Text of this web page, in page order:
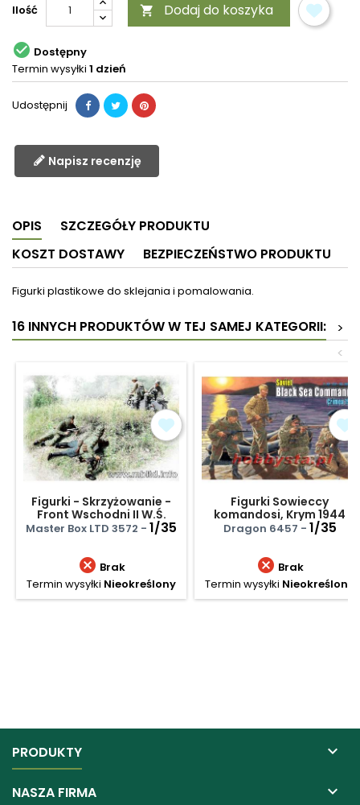
Ilość  Dodaj do koszyka
 Dostępny
Termin wysyłki 1 dzień
Udostępnij
Napisz recenzję
OPIS
SZCZEGÓŁY PRODUKTU
KOSZT DOSTAWY
BEZPIECZEŃSTWO PRODUKTU
Figurki plastikowe do sklejania i pomalowania.
16 INNYCH PRODUKTÓW W TEJ SAMEJ KATEGORII:
>
<
Figurki - Skrzyżowanie -
Front Wschodni II W.Ś.
Master Box LTD 3572 - 1/35
 Brak
Termin wysyłki Nieokreślony
Figurki Sowieccy
komandosi, Krym 1944
Dragon 6457 - 1/35
 Brak
Termin wysyłki Nieokreślony
PRODUKTY 
NASZA FIRMA 